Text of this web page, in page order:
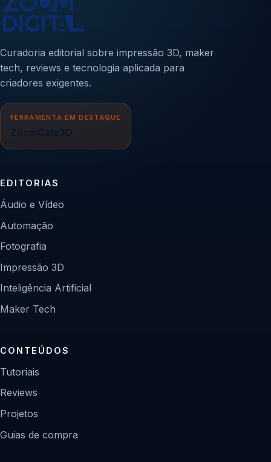
Curadoria editorial sobre impressão 3D, maker
tech, reviews e tecnologia aplicada para
criadores exigentes.
FERRAMENTA EM DESTAQUE
ZoomCalc3D
EDITORIAS
Áudio e Vídeo
Automação
Fotografia
Impressão 3D
Inteligência Artificial
Maker Tech
CONTEÚDOS
Tutoriais
Reviews
Projetos
Guias de compra